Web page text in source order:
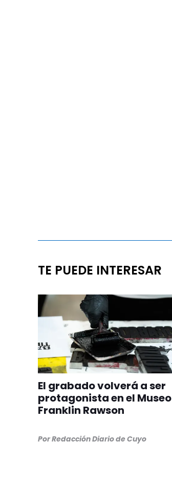
TE PUEDE INTERESAR
El grabado volverá a ser
protagonista en el Museo
Franklin Rawson
PorRedacción Diario de Cuyo